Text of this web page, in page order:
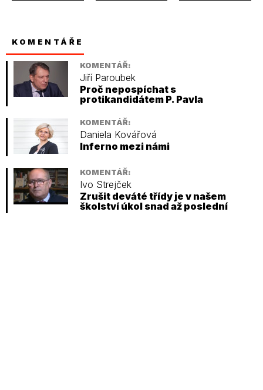
KOMENTÁŘE
KOMENTÁŘ:
Jiří Paroubek
Proč nepospíchat s
protikandidátem P. Pavla
KOMENTÁŘ:
Daniela Kovářová
Inferno mezi námi
KOMENTÁŘ:
Ivo Strejček
Zrušit deváté třídy je v našem
školství úkol snad až poslední